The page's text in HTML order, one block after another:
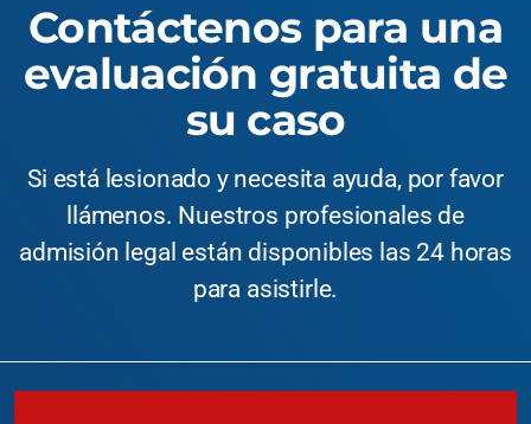
Contáctenos para una
evaluación gratuita de
su caso
Si está lesionado y necesita ayuda, por favor
llámenos. Nuestros profesionales de
admisión legal están disponibles las 24 horas
para asistirle.